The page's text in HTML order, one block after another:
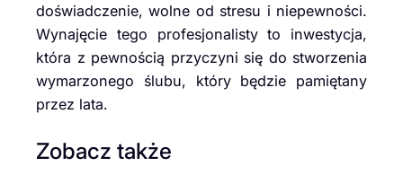
doświadczenie, wolne od stresu i niepewności.
Wynajęcie tego profesjonalisty to inwestycja,
która z pewnością przyczyni się do stworzenia
wymarzonego ślubu, który będzie pamiętany
przez lata.
Zobacz także